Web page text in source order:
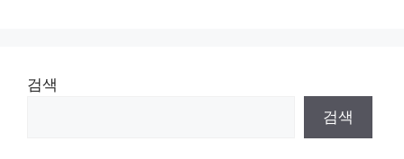
검색
검색